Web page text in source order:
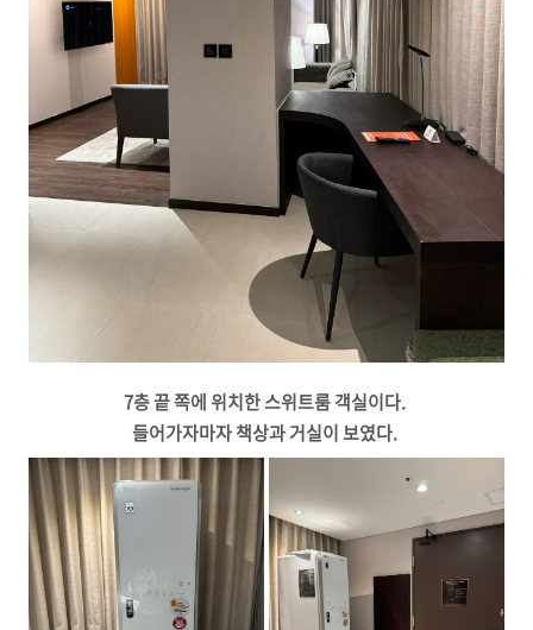
7층 끝 쪽에 위치한 스위트룸 객실이다.
들어가자마자 책상과 거실이 보였다.